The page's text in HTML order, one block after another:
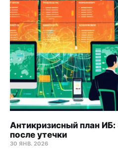
Антикризисный план ИБ:
после утечки
30 ЯНВ. 2026